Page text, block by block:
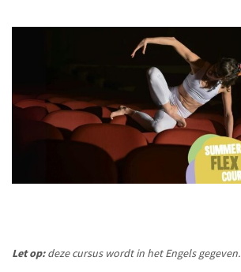
Let op:deze cursus wordt in het Engels gegeven.